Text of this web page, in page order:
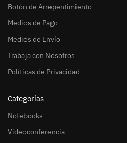
Botón de Arrepentimiento
Medios de Pago
Medios de Envío
Trabaja con Nosotros
Políticas de Privacidad
Categorías
Notebooks
Videoconferencia